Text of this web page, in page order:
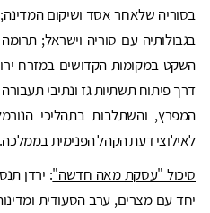
בסוריה שלאחר אסד ושיקום
בגבולותיה עם סוריה וישראל;
השקט במקומות הקדושים במזרח
דרך פיתוח תשתיות גז ונתיבי
המפרץ, והשתלבות בתהליכי
לאילוצי דעת הקהל הפנימית בממלכה.
סיכול "עסקת מאה חדשה": ירדן
יחד עם מצרים, ערב הסעודית